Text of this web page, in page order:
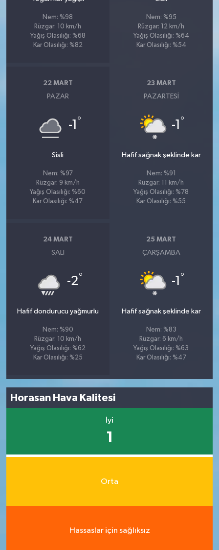
Nem: %98
Rüzgar: 10 km/h
Yağış Olasılığı: %68
Kar Olasılığı: %82
Nem: %95
Rüzgar: 12 km/h
Yağış Olasılığı: %64
Kar Olasılığı: %54
22 MART
PAZAR
-1 °
Sisli
Nem: %97
Rüzgar: 9 km/h
Yağış Olasılığı: %60
Kar Olasılığı: %47
23 MART
PAZARTESI
-1 °
Hafif sağnak şeklinde kar
Nem: %91
Rüzgar: 11 km/h
Yağış Olasılığı: %78
Kar Olasılığı: %55
24 MART
SALI
-2°
Hafif dondurucu yağmurlu
Nem: %90
Rüzgar: 10 km/h
Yağış Olasılığı: %62
Kar Olasılığı: %25
25 MART
ÇARŞAMBA
-1 °
Hafif sağnak şeklinde kar
Nem: %83
Rüzgar: 6 km/h
Yağış Olasılığı: %63
Kar Olasılığı: %47
Horasan Hava Kalitesi
İyi
1
Orta
Hassaslar için sağlıksız